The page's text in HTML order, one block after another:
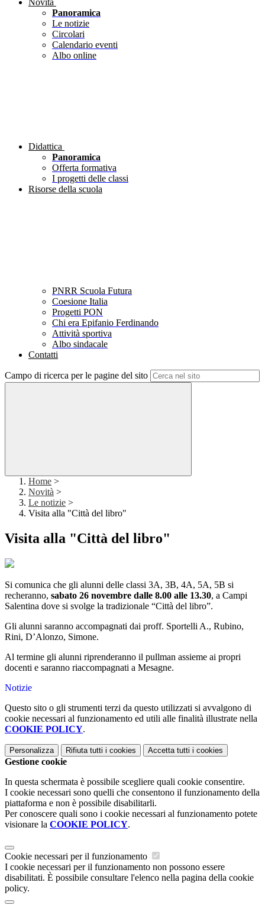
Novità
Panoramica
Le notizie
Circolari
Calendario eventi
Albo online
Didattica
Panoramica
Offerta formativa
I progetti delle classi
Risorse della scuola
PNRR Scuola Futura
Coesione Italia
Progetti PON
Chi era Epifanio Ferdinando
Attività sportiva
Albo sindacale
Contatti
Campo di ricerca per le pagine del sito
Home >
Novità >
Le notizie >
Visita alla "Città del libro"
Visita alla "Città del libro"
Si comunica che gli alunni delle classi 3A, 3B, 4A, 5A, 5B si
recheranno, sabato 26 novembre dalle 8.00 alle 13.30, a Campi
Salentina dove si svolge la tradizionale “Città del libro”.
Gli alunni saranno accompagnati dai proff. Sportelli A., Rubino,
Rini, D’Alonzo, Simone.
Al termine gli alunni riprenderanno il pullman assieme ai propri
docenti e saranno riaccompagnati a Mesagne.
Notizie
Questo sito o gli strumenti terzi da questo utilizzati si avvalgono di
cookie necessari al funzionamento ed utili alle finalità illustrate nella
COOKIE POLICY.
Personalizza Rifiuta tutti i cookies Accetta tutti i cookies
Gestione cookie
In questa schermata è possibile scegliere quali cookie consentire.
I cookie necessari sono quelli che consentono il funzionamento della
piattaforma e non è possibile disabilitarli.
Per conoscere quali sono i cookie necessari al funzionamento potete
visionare la COOKIE POLICY.
Cookie necessari per il funzionamento
I cookie necessari per il funzionamento non possono essere
disabilitati. È possibile consultare l'elenco nella pagina della cookie
policy.